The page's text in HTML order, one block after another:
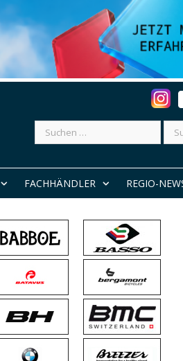
Suchen
FACHHÄNDLER REGIO-